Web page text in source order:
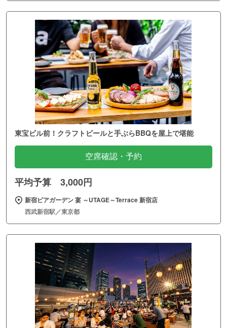
東宝ビル前！クラフトビールと手ぶらBBQを屋上で堪能
空席確認・予約
平均予算 3,000円
新宿ビアガーデン 宴 ～UTAGE～Terrace 新宿店
西武新宿駅／東京都